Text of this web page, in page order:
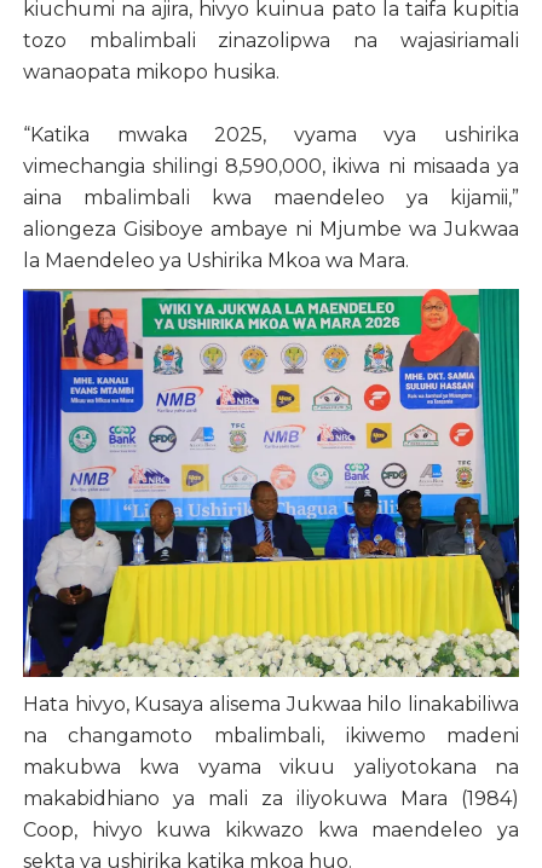
kiuchumi na ajira, hivyo kuinua pato la taifa kupitia
tozo mbalimbali zinazolipwa na wajasiriamali
wanaopata mikopo husika.
“Katika mwaka 2025, vyama vya ushirika
vimechangia shilingi 8,590,000, ikiwa ni misaada ya
aina mbalimbali kwa maendeleo ya kijamii,”
aliongeza Gisiboye ambaye ni Mjumbe wa Jukwaa
la Maendeleo ya Ushirika Mkoa wa Mara.
Hata hivyo, Kusaya alisema Jukwaa hilo linakabiliwa
na changamoto mbalimbali, ikiwemo madeni
makubwa kwa vyama vikuu yaliyotokana na
makabidhiano ya mali za iliyokuwa Mara (1984)
Coop, hivyo kuwa kikwazo kwa maendeleo ya
sekta ya ushirika katika mkoa huo.